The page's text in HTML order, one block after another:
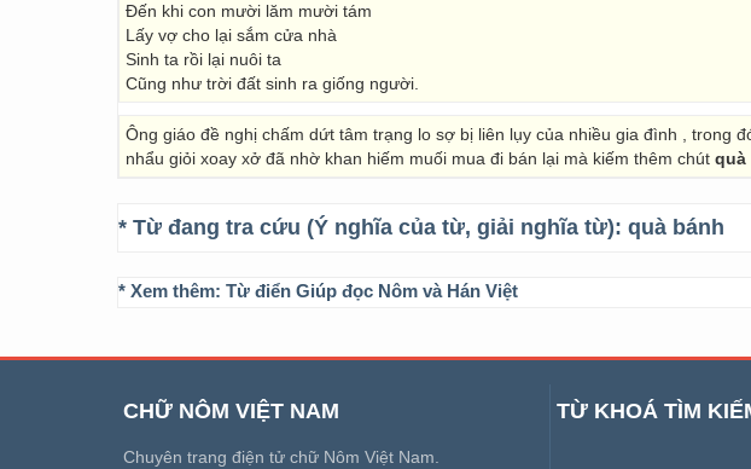
Đến khi con mười lăm mười tám
Lấy vợ cho lại sắm cửa nhà
Sinh ta rồi lại nuôi ta
Cũng như trời đất sinh ra giống người.
Ông giáo đề nghị chấm dứt tâm trạng lo sợ bị liên lụy của nhiều gia đình , trong
nhẩu giỏi xoay xở đã nhờ khan hiếm muối mua đi bán lại mà kiếm thêm chút quà
* Từ đang tra cứu (Ý nghĩa của từ, giải nghĩa từ): quà bánh
* Xem thêm: Từ điển Giúp đọc Nôm và Hán Việt
CHỮ NÔM VIỆT NAM
Chuyên trang điện tử chữ Nôm Việt Nam.
TỪ KHOÁ TÌM